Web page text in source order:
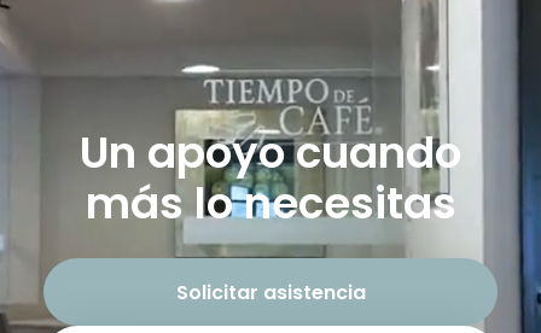
Un apoyo cuando
más lo necesitas
Solicitar asistencia